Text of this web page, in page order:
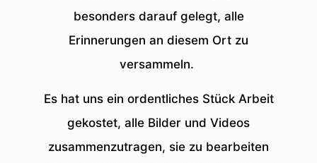
besonders darauf gelegt, alle
Erinnerungen an diesem Ort zu
versammeln.
Es hat uns ein ordentliches Stück Arbeit
gekostet, alle Bilder und Videos
zusammenzutragen, sie zu bearbeiten